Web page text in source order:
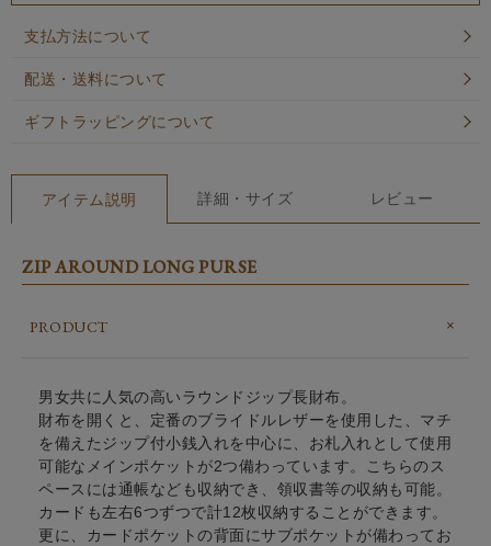
支払方法について
配送・送料について
ギフトラッピングについて
アイテム説明 詳細・サイズ レビュー
ZIP AROUND LONG PURSE
PRODUCT
男女共に人気の高いラウンドジップ長財布。
財布を開くと、定番のブライドルレザーを使用した、マチ
を備えたジップ付小銭入れを中心に、お札入れとして使用
可能なメインポケットが2つ備わっています。こちらのス
ペースには通帳なども収納でき、領収書等の収納も可能。
カードも左右6つずつで計12枚収納することができます。
更に、カードポケットの背面にサブポケットが備わってお